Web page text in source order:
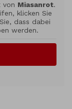
von Miasanrot.
klicken Sie
dass dabei
werden.